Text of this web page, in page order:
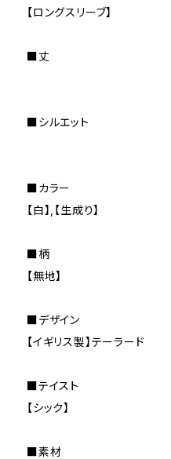
【ロングスリーブ】
■丈
■シルエット
■カラー
【白】,【生成り】
■柄
【無地】
■デザイン
【イギリス製】テーラード
■テイスト
【シック】
■素材